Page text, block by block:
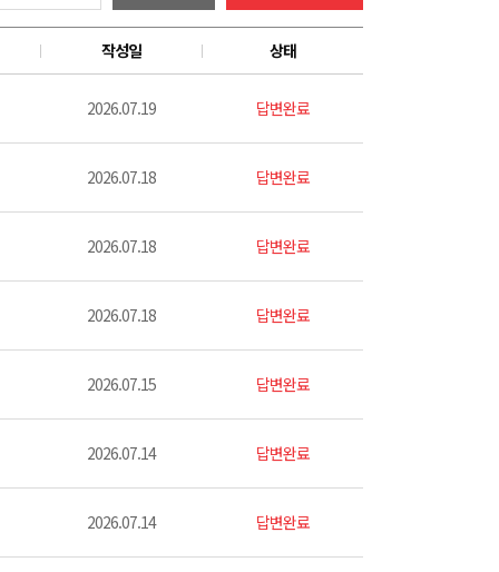
작성일 상태
2026.07.19 답변완료
2026.07.18 답변완료
2026.07.18 답변완료
2026.07.18 답변완료
2026.07.15 답변완료
2026.07.14 답변완료
2026.07.14 답변완료